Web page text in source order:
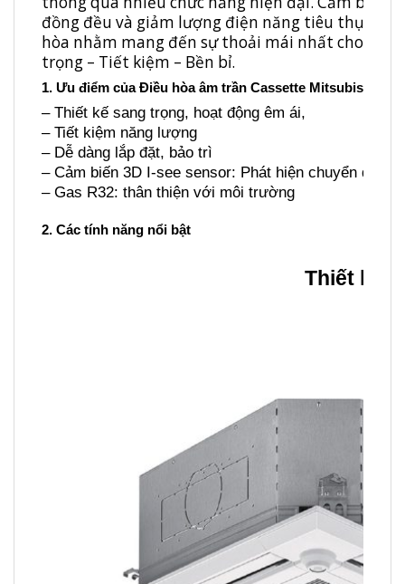
đồng đều và giảm lượng điện năng tiêu thụ.
hòa nhằm mang đến sự thoải mái nhất cho
trọng – Tiết kiệm – Bền bỉ.
1. Ưu điểm của Điều hòa âm trần Cassette Mitsubishi
– Thiết kế sang trọng, hoạt động êm ái,
– Tiết kiệm năng lượng
– Dễ dàng lắp đặt, bảo trì
– Cảm biến 3D I-see sensor: Phát hiện chuyển động
– Gas R32: thân thiện với môi trường
2. Các tính năng nổi bật
Thiết kế